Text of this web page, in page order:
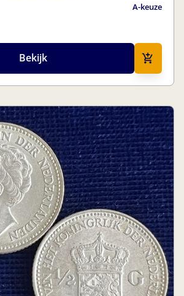
A-keuze
Bekijk